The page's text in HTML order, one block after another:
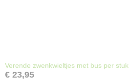
Verende zwenkwieltjes met bus per stuk
€ 23,95